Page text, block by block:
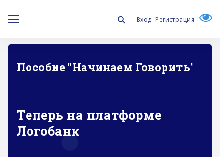
Вход Регистрация
Изменения в работе фонда